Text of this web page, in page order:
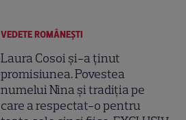
VEDETE ROMÂNEŞTI
Laura Cosoi și-a ținut
promisiunea. Povestea
numelui Nina și tradiția pe
care a respectat-o pentru